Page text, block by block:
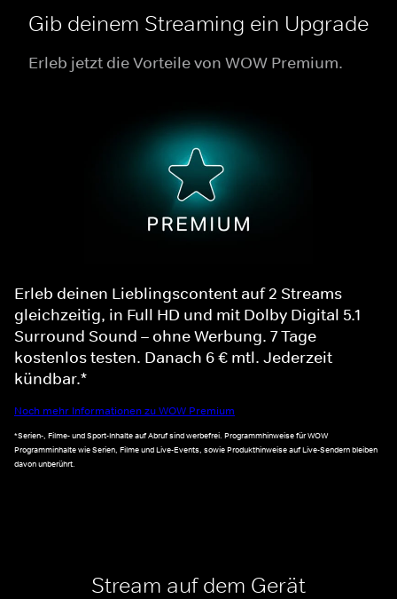
Gib deinem Streaming ein Upgrade
Erleb jetzt die Vorteile von WOW Premium.
Erleb deinen Lieblingscontent auf 2 Streams
gleichzeitig, in Full HD und mit Dolby Digital 5.1
Surround Sound – ohne Werbung. 7 Tage
kostenlos testen. Danach 6 € mtl. Jederzeit
kündbar.*
Noch mehr Informationen zu WOW Premium
*Serien-, Filme- und Sport-Inhalte auf Abruf sind werbefrei. Programmhinweise für WOW
Programminhalte wie Serien, Filme und Live-Events, sowie Produkthinweise auf Live-Sendern bleiben
davon unberührt.
Stream auf dem Gerät